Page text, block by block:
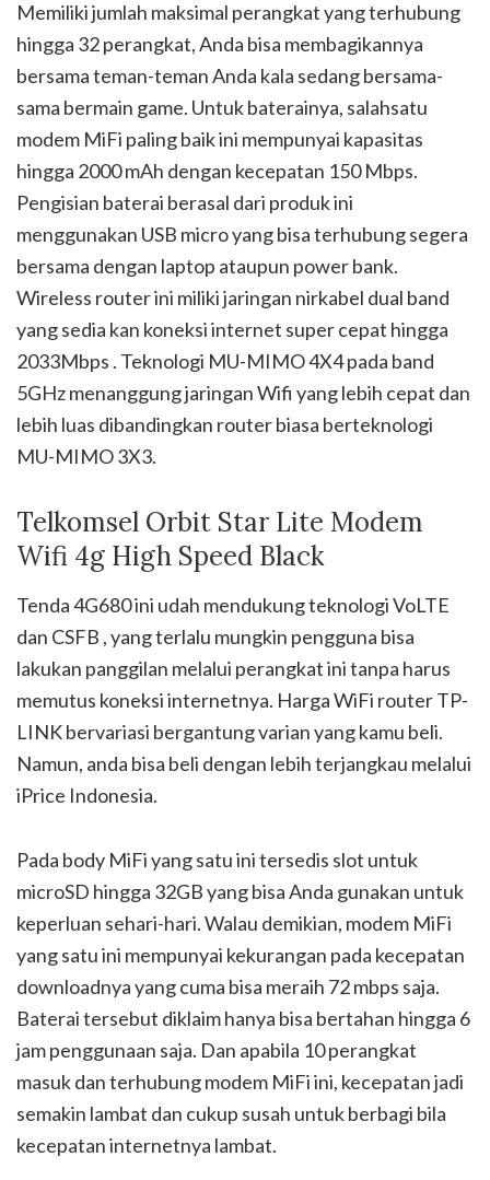
Memiliki jumlah maksimal perangkat yang terhubung
hingga 32 perangkat, Anda bisa membagikannya
bersama teman-teman Anda kala sedang bersama-
sama bermain game. Untuk baterainya, salahsatu
modem MiFi paling baik ini mempunyai kapasitas
hingga 2000 mAh dengan kecepatan 150 Mbps.
Pengisian baterai berasal dari produk ini
menggunakan USB micro yang bisa terhubung segera
bersama dengan laptop ataupun power bank.
Wireless router ini miliki jaringan nirkabel dual band
yang sedia kan koneksi internet super cepat hingga
2033Mbps . Teknologi MU-MIMO 4X4 pada band
5GHz menanggung jaringan Wifi yang lebih cepat dan
lebih luas dibandingkan router biasa berteknologi
MU-MIMO 3X3.
Telkomsel Orbit Star Lite Modem
Wifi 4g High Speed Black
Tenda 4G680 ini udah mendukung teknologi VoLTE
dan CSFB , yang terlalu mungkin pengguna bisa
lakukan panggilan melalui perangkat ini tanpa harus
memutus koneksi internetnya. Harga WiFi router TP-
LINK bervariasi bergantung varian yang kamu beli.
Namun, anda bisa beli dengan lebih terjangkau melalui
iPrice Indonesia.
Pada body MiFi yang satu ini tersedis slot untuk
microSD hingga 32GB yang bisa Anda gunakan untuk
keperluan sehari-hari. Walau demikian, modem MiFi
yang satu ini mempunyai kekurangan pada kecepatan
downloadnya yang cuma bisa meraih 72 mbps saja.
Baterai tersebut diklaim hanya bisa bertahan hingga 6
jam penggunaan saja. Dan apabila 10 perangkat
masuk dan terhubung modem MiFi ini, kecepatan jadi
semakin lambat dan cukup susah untuk berbagi bila
kecepatan internetnya lambat.